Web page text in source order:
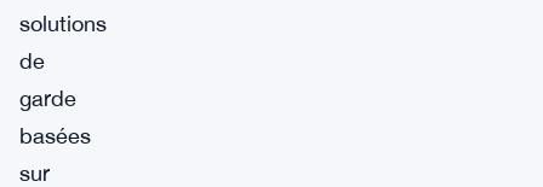
solutions
de
garde
basées
sur